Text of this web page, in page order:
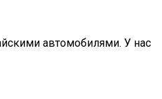
автомобилями. У нас